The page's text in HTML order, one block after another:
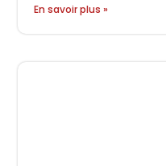
En savoir plus »